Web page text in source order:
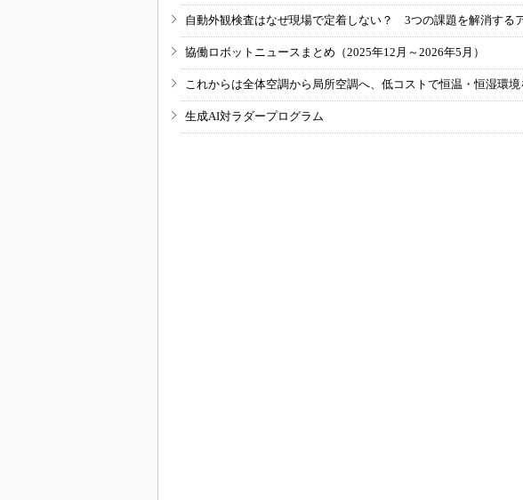
自動外観検査はなぜ現場で定着しない？ 3つの課題を解消する
協働ロボットニュースまとめ（2025年12月～2026年5月）
これからは全体空調から局所空調へ、低コストで恒温・恒湿環
生成AI対ラダープログラム